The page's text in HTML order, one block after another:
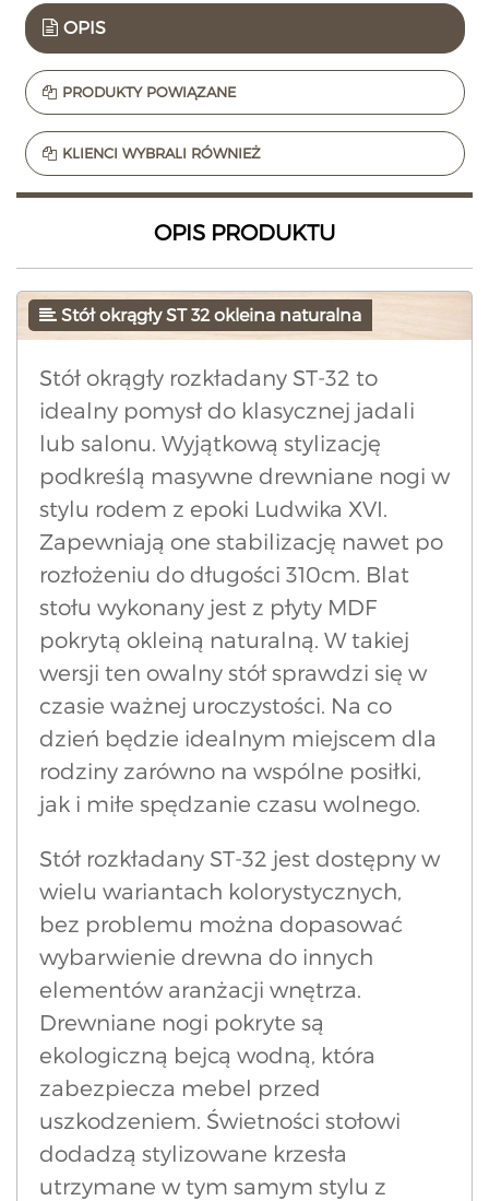
OPIS
PRODUKTY POWIĄZANE
KLIENCI WYBRALI RÓWNIEŻ
OPIS PRODUKTU
Stół okrągły ST 32 okleina naturalna
Stół okrągły rozkładany ST-32 to
idealny pomysł do klasycznej jadali
lub salonu. Wyjątkową stylizację
podkreślą masywne drewniane nogi w
stylu rodem z epoki Ludwika XVI.
Zapewniają one stabilizację nawet po
rozłożeniu do długości 310cm. Blat
stołu wykonany jest z płyty MDF
pokrytą okleiną naturalną. W takiej
wersji ten owalny stół sprawdzi się w
czasie ważnej uroczystości. Na co
dzień będzie idealnym miejscem dla
rodziny zarówno na wspólne posiłki,
jak i miłe spędzanie czasu wolnego.
Stół rozkładany ST-32 jest dostępny w
wielu wariantach kolorystycznych,
bez problemu można dopasować
wybarwienie drewna do innych
elementów aranżacji wnętrza.
Drewniane nogi pokryte są
ekologiczną bejcą wodną, która
zabezpiecza mebel przed
uszkodzeniem. Świetności stołowi
dodadzą stylizowane krzesła
utrzymane w tym samym stylu z